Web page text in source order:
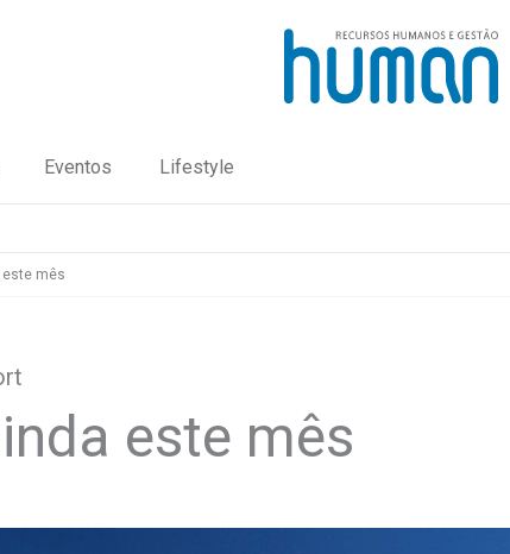
Eventos Lifestyle
este mês
este mês